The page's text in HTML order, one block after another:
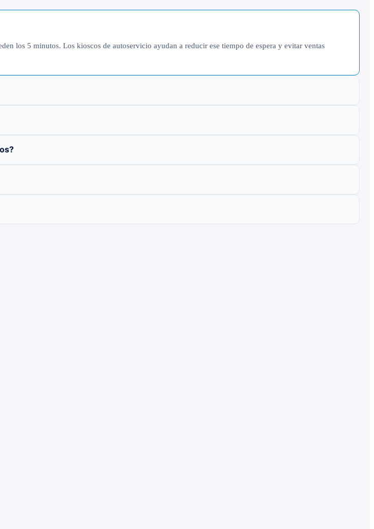
los 5 minutos. Los kioscos de autoservicio ayudan a reducir ese tiempo de espera y evitar ventas